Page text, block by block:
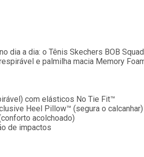
dia a dia: o Tênis Skechers BOB
e palmilha macia Memory
com elásticos No Tie Fit™
Heel Pillow™ (segura o calcanhar)
acolchoado)
de impactos